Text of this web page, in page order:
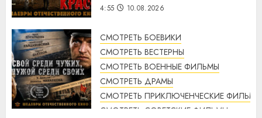
4:55 10.08.2026
СМОТРЕТЬ БОЕВИКИ
СМОТРЕТЬ ВЕСТЕРНЫ
СМОТРЕТЬ ВОЕННЫЕ ФИЛЬМЫ
СМОТРЕТЬ ДРАМЫ
СМОТРЕТЬ ПРИКЛЮЧЕНЧЕСКИЕ ФИЛЬМЫ
СМОТРЕТЬ СОВЕТСКИЕ ФИЛЬМЫ